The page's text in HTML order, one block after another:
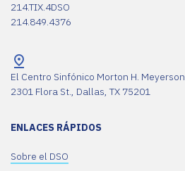
214.TIX.4DSO
214.849.4376
El Centro Sinfónico Morton H. Meyerson
2301 Flora St., Dallas, TX 75201
ENLACES RÁPIDOS
Sobre el DSO